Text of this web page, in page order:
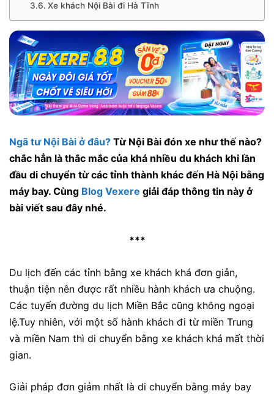
Xe khách Nội Bài đi Hà Tĩnh
Ngã tư Nội Bài ở đâu? Từ Nội Bài đón xe như thế nào?
chắc hẳn là thắc mắc của khá nhiều du khách khi lần
đầu di chuyển từ các tỉnh thành khác đến Hà Nội bằng
máy bay. Cùng Blog Vexere giải đáp thông tin này ở
bài viết sau đây nhé.
***
Du lịch đến các tỉnh bằng xe khách khá đơn giản,
thuận tiện nên được rất nhiều hành khách ưa chuộng.
Các tuyến đường du lịch Miền Bắc cũng không ngoại
lệ.Tuy nhiên, với một số hành khách đi từ miền Trung
và miền Nam thì di chuyển bằng xe khách khá mất thời
gian.
Giải pháp đơn giảm nhất là di chuyển bằng máy bay